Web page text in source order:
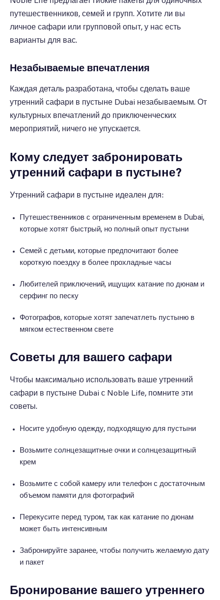
путешественников, семей и групп. Хотите ли вы
личное сафари или групповой опыт, у нас есть
варианты для вас.
Незабываемые впечатления
Каждая деталь разработана, чтобы сделать ваше
утренний сафари в пустыне Dubai незабываемым. От
культурных впечатлений до приключенческих
мероприятий, ничего не упускается.
Кому следует забронировать
утренний сафари в пустыне?
Утренний сафари в пустыне идеален для:
Путешественников с ограниченным временем в Dubai,
которые хотят быстрый, но полный опыт пустыни
Семей с детьми, которые предпочитают более
короткую поездку в более прохладные часы
Любителей приключений, ищущих катание по дюнам и
серфинг по песку
Фотографов, которые хотят запечатлеть пустыню в
мягком естественном свете
Советы для вашего сафари
Чтобы максимально использовать ваше утренний
сафари в пустыне Dubai с Noble Life, помните эти
советы.
Носите удобную одежду, подходящую для пустыни
Возьмите солнцезащитные очки и солнцезащитный
крем
Возьмите с собой камеру или телефон с достаточным
объемом памяти для фотографий
Перекусите перед туром, так как катание по дюнам
может быть интенсивным
Забронируйте заранее, чтобы получить желаемую дату
и пакет
Бронирование вашего утреннего